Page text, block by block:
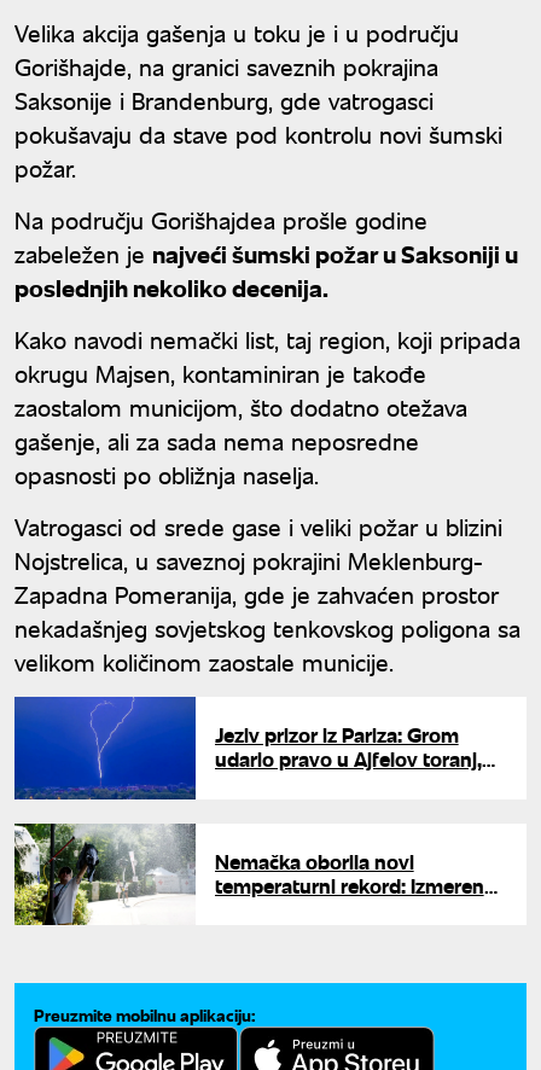
Velika akcija gašenja u toku je i u području
Gorišhajde, na granici saveznih pokrajina
Saksonije i Brandenburg, gde vatrogasci
pokušavaju da stave pod kontrolu novi šumski
požar.
Na području Gorišhajdea prošle godine
zabeležen je najveći šumski požar u Saksoniji u
poslednjih nekoliko decenija.
Kako navodi nemački list, taj region, koji pripada
okrugu Majsen, kontaminiran je takođe
zaostalom municijom, što dodatno otežava
gašenje, ali za sada nema neposredne
opasnosti po obližnja naselja.
Vatrogasci od srede gase i veliki požar u blizini
Nojstrelica, u saveznoj pokrajini Meklenburg-
Zapadna Pomeranija, gde je zahvaćen prostor
nekadašnjeg sovjetskog tenkovskog poligona sa
velikom količinom zaostale municije.
Jeziv prizor iz Pariza: Grom
udario pravo u Ajfelov toranj,
Nemačka oborila novi
temperaturni rekord: Izmerena
Preuzmite mobilnu aplikaciju: